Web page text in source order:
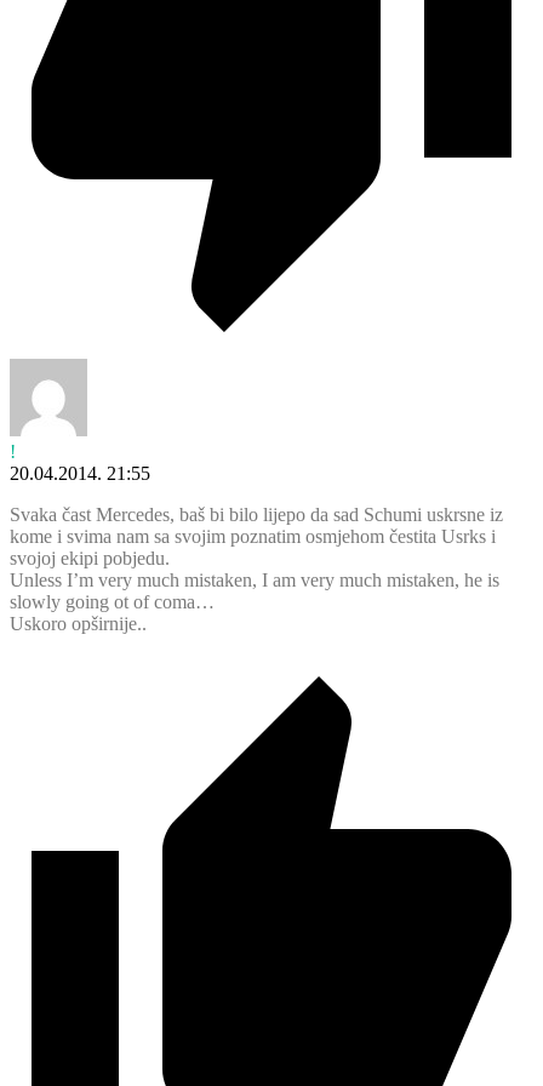
!
20.04.2014. 21:55
Svaka čast Mercedes, baš bi bilo lijepo da sad Schumi uskrsne iz
kome i svima nam sa svojim poznatim osmjehom čestita Usrks i
svojoj ekipi pobjedu.
Unless I’m very much mistaken, I am very much mistaken, he is
slowly going ot of coma…
Uskoro opširnije..